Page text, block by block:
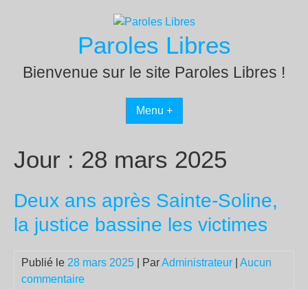
Paroles Libres
Bienvenue sur le site Paroles Libres !
Menu +
Jour : 28 mars 2025
Deux ans après Sainte-Soline,
la justice bassine les victimes
Publié le 28 mars 2025 | ParAdministrateur
Aucun
commentaire